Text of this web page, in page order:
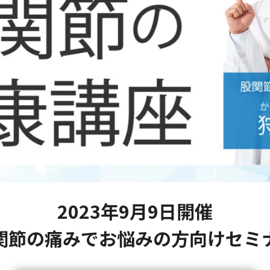
2023年9月9日開催
節の痛みでお悩みの方向けセミ